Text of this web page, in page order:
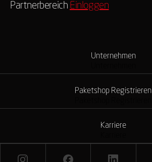
Partnerbereich Einloggen
Unternehmen
Paketshop Registrieren
Karriere